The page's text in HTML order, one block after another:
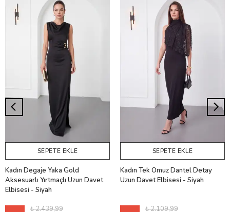
SEPETE EKLE
Kadın Degaje Yaka Gold
Aksesuarlı Yırtmaçlı Uzun Davet
Elbisesi - Siyah
₺ 2.439,99
SEPETE EKLE
Kadın Tek Omuz Dantel Detay
Uzun Davet Elbisesi - Siyah
₺ 2.109,99